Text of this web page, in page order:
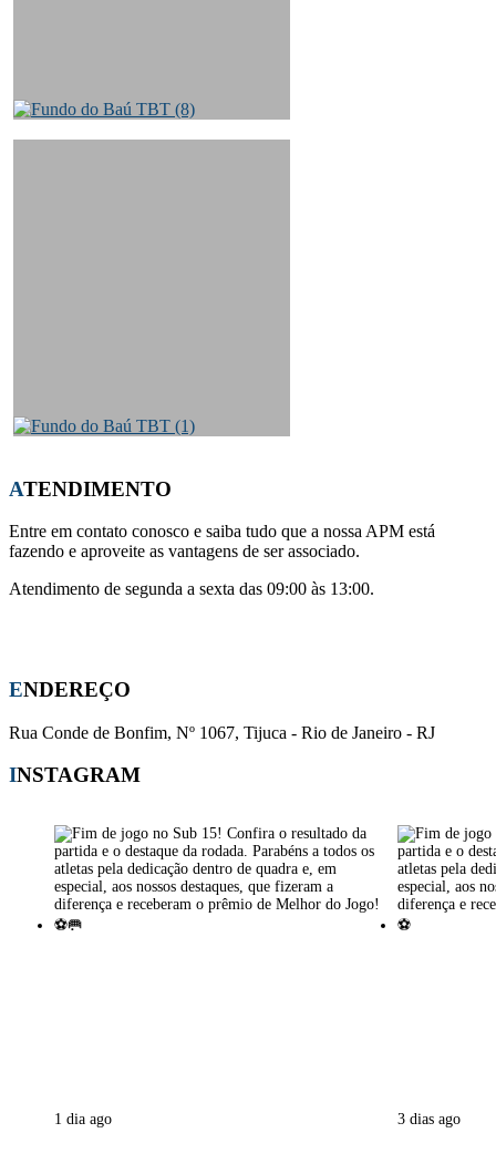
ATENDIMENTO
Entre em contato conosco e saiba tudo que a nossa APM está
fazendo e aproveite as vantagens de ser associado.
Atendimento de segunda a sexta das 09:00 às 13:00.
ENDEREÇO
Rua Conde de Bonfim, Nº 1067, Tijuca - Rio de Janeiro - RJ
INSTAGRAM
1 dia ago 3 dias ago